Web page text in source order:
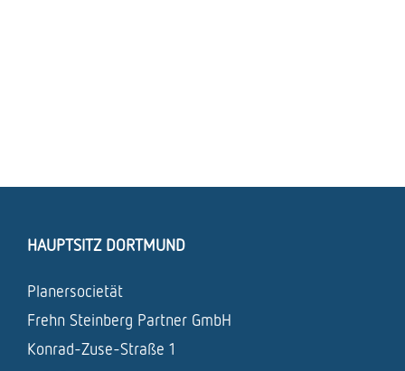
HAUPTSITZ DORTMUND
Planersocietät
Frehn Steinberg Partner GmbH
Konrad-Zuse-Straße 1